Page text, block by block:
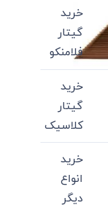
خرید
گیتار
فلامنکو
خرید
گیتار
کلاسیک
خرید
انواع
دیگر